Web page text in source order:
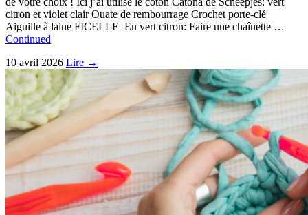
citron et violet clair Ouate de rembourrage Crochet porte-clé
Aiguille à laine FICELLE En vert citron: Faire une chaînette …
Continued
10 avril 2026 Lire →